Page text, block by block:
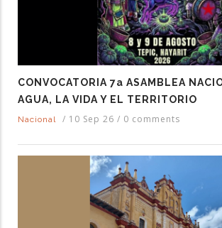
CONVOCATORIA 7a ASAMBLEA
AGUA, LA VIDA Y EL TERRITORIO
Nacional / 10 Sep 26 / 0 comments